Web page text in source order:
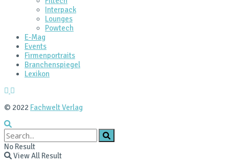
Interpack
Lounges
Powtech
E‑Mag
Events
Firmenportraits
Branchenspiegel
Lexikon
© 2022 Fachwelt Verlag
No Result
View All Result